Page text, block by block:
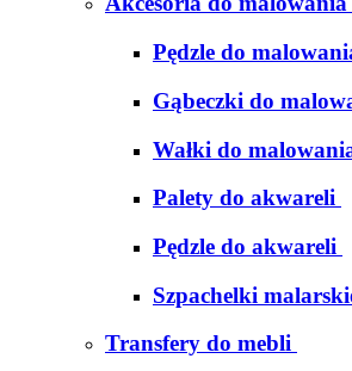
Pędzle do
Gąbeczki do
Wałki do
Palety do akwareli
Pędzle do akwareli
Szpachelki
Transfery do mebli